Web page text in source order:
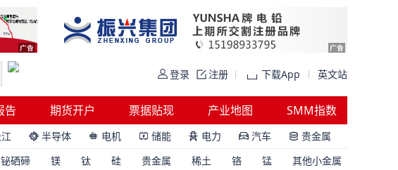
登录 注册 下载App 英文站
告 期货开户 票据贴现 产业地图 SMM指数
 半导体  电机  储能  电力  汽车  贵金属
铋硒碲 镁 钛 硅 贵金属 稀土 铬 锰
其他小金属